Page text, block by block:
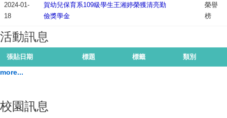
2024-01-
18
賀幼兒保育系109級學生王湘婷榮獲清亮勤
儉獎學金
榮譽
榜
活動訊息
張貼日期 標題 標籤 類別
more...
校園訊息